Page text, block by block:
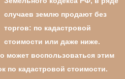
случаев землю продают без
торгов: по кадастровой
стоимости или даже ниже.
может воспользоваться этим
по кадастровой стоимости.